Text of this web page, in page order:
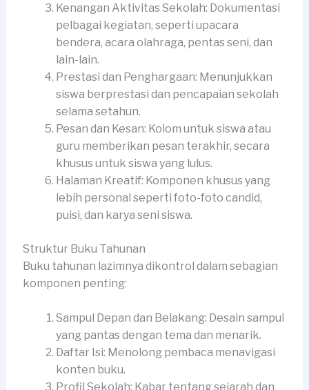
Kenangan Aktivitas Sekolah: Dokumentasi
pelbagai kegiatan, seperti upacara
bendera, acara olahraga, pentas seni, dan
lain-lain.
Prestasi dan Penghargaan: Menunjukkan
siswa berprestasi dan pencapaian sekolah
selama setahun.
Pesan dan Kesan: Kolom untuk siswa atau
guru memberikan pesan terakhir, secara
khusus untuk siswa yang lulus.
Halaman Kreatif: Komponen khusus yang
lebih personal seperti foto-foto candid,
puisi, dan karya seni siswa.
Struktur Buku Tahunan
Buku tahunan lazimnya dikontrol dalam sebagian
komponen penting:
Sampul Depan dan Belakang: Desain sampul
yang pantas dengan tema dan menarik.
Daftar Isi: Menolong pembaca menavigasi
konten buku.
Profil Sekolah: Kabar tentang sejarah dan